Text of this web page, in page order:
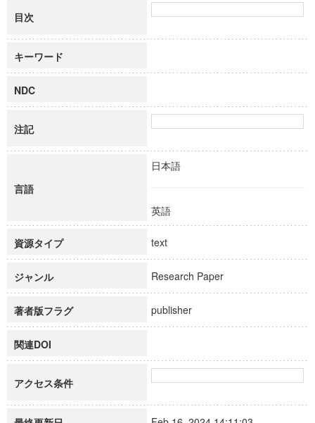
目次
キーワード
NDC
注記
言語
日本語
英語
資源タイプ text
ジャンル Research Paper
著者版フラグ publisher
関連DOI
アクセス条件